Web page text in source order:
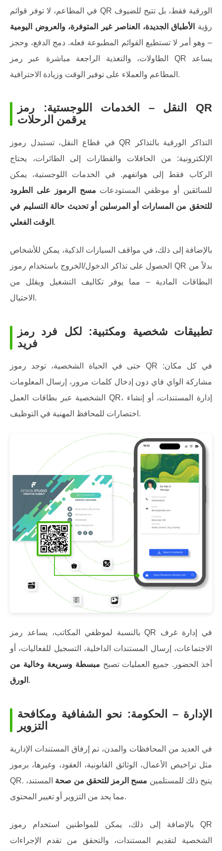
في المطاعم، لا توفر قوائم QR الورقية فقط، بل تتيح للضيوف
رؤية
الأطباق الجديدة، العناصر غير المتوفرة، والعروض اليومية
– وهو أمر لا تستطيع القوائم المطبوعة فعله. دمج الدفع، وحجز
الطاولات، والتغذية الراجعة مباشرة عبر رمز QR يساعد
المطاعم والعملاء على توفير الوقت وزيادة الاحترافية.
النقل – الخدمات اللوجستية: رمز QR
يرقمن الرحلات
في قطاع النقل، تستبدل رموز QR التذاكر الورقية بالتذاكر
الإلكترونية: من الحافلات والقطارات إلى الطائرات، يحتاج
الركاب فقط إلى هواتفهم. في الخدمات اللوجستية، يمكن
للسائقين أو موظفي المستودعات مسح الرموز على الطرود
للتحقق من المسارات أو المرسلين أو تحديث حالة التسليم في
الوقت الفعلي .
بالإضافة إلى ذلك، في مواقف السيارات الذكية، يمكن للأشخاص
الحصول على تذاكر الدخول/الخروج باستخدام رموز QR بدلاً من
البطاقات المادية – مما يوفر تكاليف التشغيل ويقلل من
الاحتيال.
تطبيقات شخصية ومكتبية: لكل فرد رمز
فريد
حتى في الحياة الشخصية، توجد رموز QR في كل مكان:
مشاركة الواي فاي دون إدخال كلمات مرور، إرسال المعلومات
الشخصية عبر بطاقات العمل QR، إدارة المستندات، أو إنشاء
اختصارات للمحافظ المهنية في التوظيف.
بالنسبة لموظفي المكاتب، يساعد رمز QR في إدارة غرف
الاجتماعات، إرسال المستندات الداخلية، التسجيل للفعاليات، أو
أخذ الحضور. جميع العمليات تصبح مبسطة وسريعة وخالية من
الورق .
الإدارة – الحكومة: نحو الشفافية ومكافحة
التزوير
في العديد من المحافظات والمدن، تم إرفاق المستندات الإدارية
مثل تراخيص الأعمال، الوثائق القانونية، العقود، وغيرها، برموز
QR. يتيح ذلك للمستلمين مسح الرمز للتحقق من صحة المستند،
مما يحد من التزوير أو تغيير المحتوى.
بالإضافة إلى ذلك، يمكن للمواطنين استخدام رموز QR
الشخصية لتقديم المستندات، والتحقق من تقدم الإجراءات